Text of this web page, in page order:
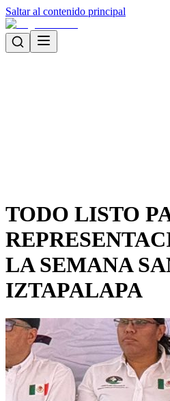
Saltar al contenido principal
TODO LISTO
LA SEMANA
IZTAPALAPA